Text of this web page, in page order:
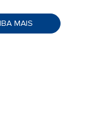
MAIS